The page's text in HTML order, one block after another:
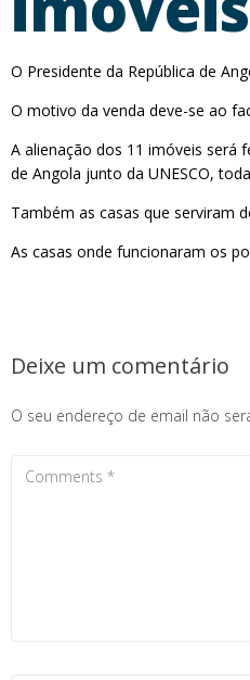
O Presidente da República de
O motivo da venda deve-se ao
A alienação dos 11 imóveis será
de Angola junto da UNESCO,
Também as casas que serviram
As casas onde funcionaram os
Deixe um comentário
O seu endereço de email não